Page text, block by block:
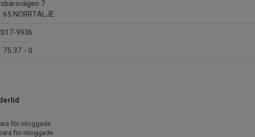
7
65 NORRTÄLJE
9936
75 37 - 0
för inloggade
för inloggade